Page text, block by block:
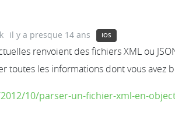
il y a presque 14 ans IOS
renvoient des fichiers XML ou
toutes les informations dont vous avez
10/parser-un-fichier-xml-en-